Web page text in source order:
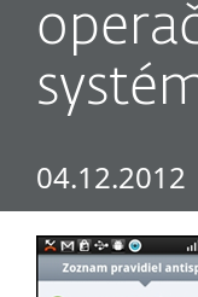
04.12.2012